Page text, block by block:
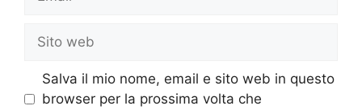
Sito
web
Salva il mio nome, email e sito web in questo
browser per la prossima volta che